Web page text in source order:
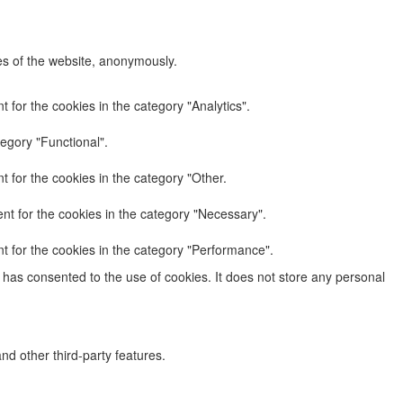
of the website, anonymously.
for the cookies in the category "Analytics".
"Functional".
for the cookies in the category "Other.
for the cookies in the category "Necessary".
for the cookies in the category "Performance".
consented to the use of cookies. It does not store any personal
other third-party features.